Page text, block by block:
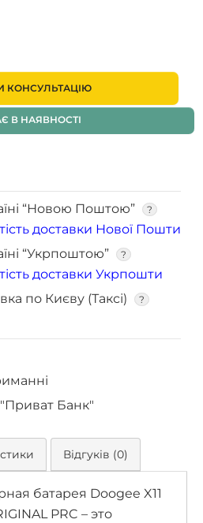
КОНСУЛЬТАЦІЮ
В НАЯВНОСТІ
“Новою Поштою”
?
доставки Нової Пошти
“Укрпоштою”
?
доставки Укрпошти
по Києву (Таксі)
?
Банк"
Відгуків (0)
батарея Doogee X11
PRC – это